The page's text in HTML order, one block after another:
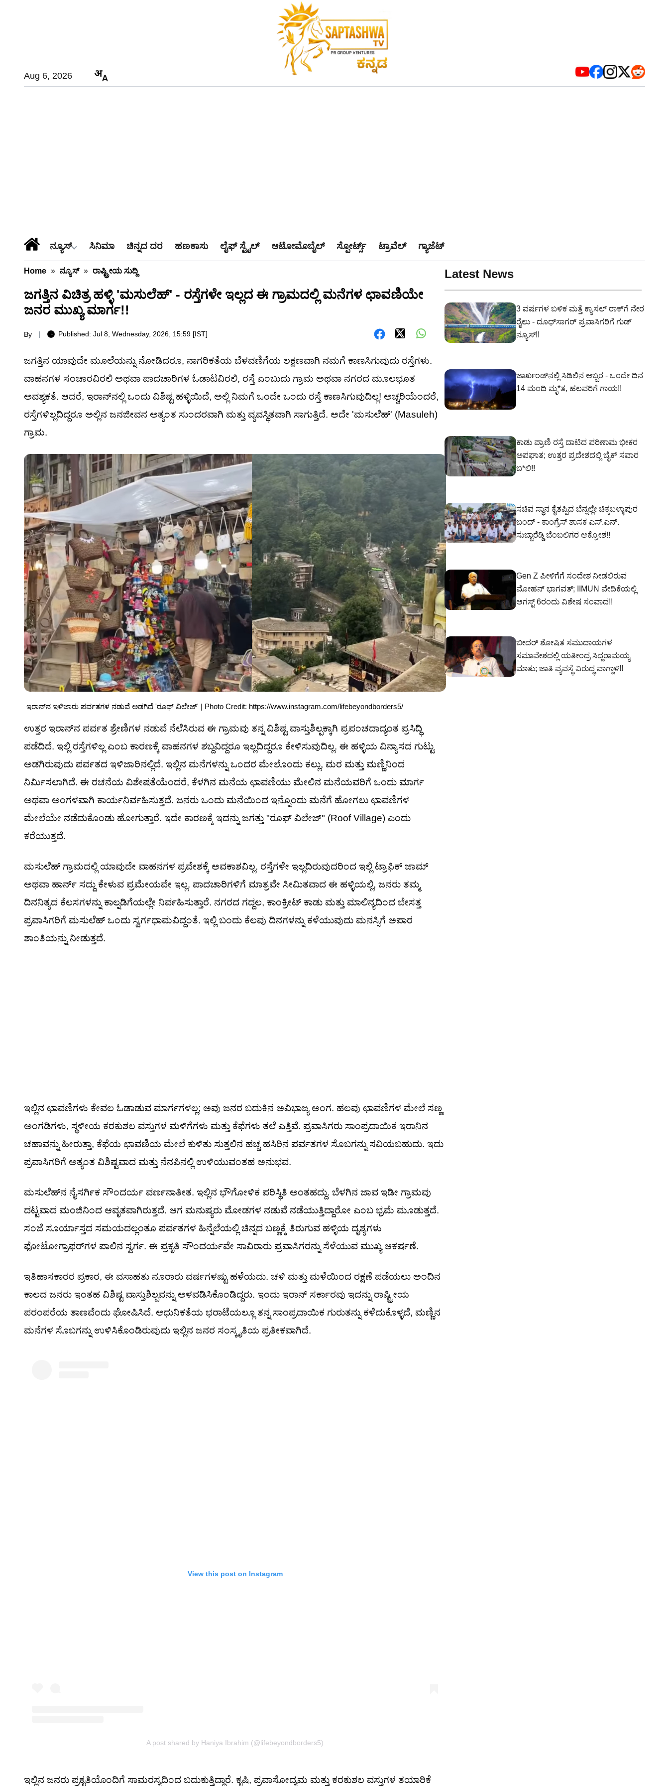
Aug 6, 2026
ನ್ಯೂಸ್ ಸಿನಿಮಾ ಚಿನ್ನದ ದರ ಹಣಕಾಸು ಲೈಫ್ ಸ್ಟೈಲ್ ಆಟೋಮೊಬೈಲ್ ಸ್ಪೋರ್ಟ್ಸ್ ಟ್ರಾವೆಲ್ ಗ್ಯಾಜೆಟ್
Home » ನ್ಯೂಸ್ » ರಾಷ್ಟ್ರೀಯ ಸುದ್ದಿ
ಜಗತ್ತಿನ ವಿಚಿತ್ರ ಹಳ್ಳಿ 'ಮಸುಲೆಹ್' - ರಸ್ತೆಗಳೇ ಇಲ್ಲದ ಈ ಗ್ರಾಮದಲ್ಲಿ ಮನೆಗಳ ಛಾವಣಿಯೇ
ಜನರ ಮುಖ್ಯ ಮಾರ್ಗ!!
By Published: Jul 8, Wednesday, 2026, 15:59 [IST]
ಜಗತ್ತಿನ ಯಾವುದೇ ಮೂಲೆಯನ್ನು ನೋಡಿದರೂ, ನಾಗರಿಕತೆಯ ಬೆಳವಣಿಗೆಯ ಲಕ್ಷಣವಾಗಿ ನಮಗೆ ಕಾಣಸಿಗುವುದು ರಸ್ತೆಗಳು.
ವಾಹನಗಳ ಸಂಚಾರವಿರಲಿ ಅಥವಾ ಪಾದಚಾರಿಗಳ ಓಡಾಟವಿರಲಿ, ರಸ್ತೆ ಎಂಬುದು ಗ್ರಾಮ ಅಥವಾ ನಗರದ ಮೂಲಭೂತ
ಅವಶ್ಯಕತೆ. ಆದರೆ, ಇರಾನ್‌ನಲ್ಲಿ ಒಂದು ವಿಶಿಷ್ಟ ಹಳ್ಳಿಯಿದೆ, ಅಲ್ಲಿ ನಿಮಗೆ ಒಂದೇ ಒಂದು ರಸ್ತೆ ಕಾಣಸಿಗುವುದಿಲ್ಲ! ಅಚ್ಚರಿಯೆಂದರೆ,
ರಸ್ತೆಗಳಿಲ್ಲದಿದ್ದರೂ ಅಲ್ಲಿನ ಜನಜೀವನ ಅತ್ಯಂತ ಸುಂದರವಾಗಿ ಮತ್ತು ವ್ಯವಸ್ಥಿತವಾಗಿ ಸಾಗುತ್ತಿದೆ. ಅದೇ 'ಮಸುಲೆಹ್' (Masuleh)
ಗ್ರಾಮ.
ಇರಾನ್‌ನ ಇಳಿಜಾರು ಪರ್ವತಗಳ ನಡುವೆ ಅಡಗಿದೆ 'ರೂಫ್ ವಿಲೇಜ್' | Photo Credit: https://www.instagram.com/lifebeyondborders5/
ಉತ್ತರ ಇರಾನ್‌ನ ಪರ್ವತ ಶ್ರೇಣಿಗಳ ನಡುವೆ ನೆಲೆಸಿರುವ ಈ ಗ್ರಾಮವು ತನ್ನ ವಿಶಿಷ್ಟ ವಾಸ್ತುಶಿಲ್ಪಕ್ಕಾಗಿ ಪ್ರಪಂಚದಾದ್ಯಂತ ಪ್ರಸಿದ್ಧಿ
ಪಡೆದಿದೆ. ಇಲ್ಲಿ ರಸ್ತೆಗಳಿಲ್ಲ ಎಂಬ ಕಾರಣಕ್ಕೆ ವಾಹನಗಳ ಶಬ್ದವಿದ್ದರೂ ಇಲ್ಲದಿದ್ದರೂ ಕೇಳಿಸುವುದಿಲ್ಲ. ಈ ಹಳ್ಳಿಯ ವಿನ್ಯಾಸದ ಗುಟ್ಟು
ಅಡಗಿರುವುದು ಪರ್ವತದ ಇಳಿಜಾರಿನಲ್ಲಿದೆ. ಇಲ್ಲಿನ ಮನೆಗಳನ್ನು ಒಂದರ ಮೇಲೊಂದು ಕಲ್ಲು, ಮರ ಮತ್ತು ಮಣ್ಣಿನಿಂದ
ನಿರ್ಮಿಸಲಾಗಿದೆ. ಈ ರಚನೆಯ ವಿಶೇಷತೆಯೆಂದರೆ, ಕೆಳಗಿನ ಮನೆಯ ಛಾವಣಿಯು ಮೇಲಿನ ಮನೆಯವರಿಗೆ ಒಂದು ಮಾರ್ಗ
ಅಥವಾ ಅಂಗಳವಾಗಿ ಕಾರ್ಯನಿರ್ವಹಿಸುತ್ತದೆ. ಜನರು ಒಂದು ಮನೆಯಿಂದ ಇನ್ನೊಂದು ಮನೆಗೆ ಹೋಗಲು ಛಾವಣಿಗಳ
ಮೇಲೆಯೇ ನಡೆದುಕೊಂಡು ಹೋಗುತ್ತಾರೆ. ಇದೇ ಕಾರಣಕ್ಕೆ ಇದನ್ನು ಜಗತ್ತು "ರೂಫ್‌ ವಿಲೇಜ್‌" (Roof Village) ಎಂದು
ಕರೆಯುತ್ತದೆ.
ಮಸುಲೆಹ್ ಗ್ರಾಮದಲ್ಲಿ ಯಾವುದೇ ವಾಹನಗಳ ಪ್ರವೇಶಕ್ಕೆ ಅವಕಾಶವಿಲ್ಲ. ರಸ್ತೆಗಳೇ ಇಲ್ಲದಿರುವುದರಿಂದ ಇಲ್ಲಿ ಟ್ರಾಫಿಕ್ ಜಾಮ್
ಅಥವಾ ಹಾರ್ನ್ ಸದ್ದು ಕೇಳುವ ಪ್ರಮೇಯವೇ ಇಲ್ಲ. ಪಾದಚಾರಿಗಳಿಗೆ ಮಾತ್ರವೇ ಸೀಮಿತವಾದ ಈ ಹಳ್ಳಿಯಲ್ಲಿ, ಜನರು ತಮ್ಮ
ದಿನನಿತ್ಯದ ಕೆಲಸಗಳನ್ನು ಕಾಲ್ನಡಿಗೆಯಲ್ಲೇ ನಿರ್ವಹಿಸುತ್ತಾರೆ. ನಗರದ ಗದ್ದಲ, ಕಾಂಕ್ರೀಟ್ ಕಾಡು ಮತ್ತು ಮಾಲಿನ್ಯದಿಂದ ಬೇಸತ್ತ
ಪ್ರವಾಸಿಗರಿಗೆ ಮಸುಲೆಹ್ ಒಂದು ಸ್ವರ್ಗಧಾಮವಿದ್ದಂತೆ. ಇಲ್ಲಿ ಬಂದು ಕೆಲವು ದಿನಗಳನ್ನು ಕಳೆಯುವುದು ಮನಸ್ಸಿಗೆ ಅಪಾರ
ಶಾಂತಿಯನ್ನು ನೀಡುತ್ತದೆ.
ಇಲ್ಲಿನ ಛಾವಣಿಗಳು ಕೇವಲ ಓಡಾಡುವ ಮಾರ್ಗಗಳಲ್ಲ; ಅವು ಜನರ ಬದುಕಿನ ಅವಿಭಾಜ್ಯ ಅಂಗ. ಹಲವು ಛಾವಣಿಗಳ ಮೇಲೆ ಸಣ್ಣ
ಅಂಗಡಿಗಳು, ಸ್ಥಳೀಯ ಕರಕುಶಲ ವಸ್ತುಗಳ ಮಳಿಗೆಗಳು ಮತ್ತು ಕೆಫೆಗಳು ತಲೆ ಎತ್ತಿವೆ. ಪ್ರವಾಸಿಗರು ಸಾಂಪ್ರದಾಯಿಕ ಇರಾನಿನ
ಚಹಾವನ್ನು ಹೀರುತ್ತಾ, ಕೆಫೆಯ ಛಾವಣಿಯ ಮೇಲೆ ಕುಳಿತು ಸುತ್ತಲಿನ ಹಚ್ಚ ಹಸಿರಿನ ಪರ್ವತಗಳ ಸೊಬಗನ್ನು ಸವಿಯಬಹುದು. ಇದು
ಪ್ರವಾಸಿಗರಿಗೆ ಅತ್ಯಂತ ವಿಶಿಷ್ಟವಾದ ಮತ್ತು ನೆನಪಿನಲ್ಲಿ ಉಳಿಯುವಂತಹ ಅನುಭವ.
ಮಸುಲೆಹ್‌ನ ನೈಸರ್ಗಿಕ ಸೌಂದರ್ಯ ವರ್ಣನಾತೀತ. ಇಲ್ಲಿನ ಭೌಗೋಳಿಕ ಪರಿಸ್ಥಿತಿ ಅಂತಹದ್ದು. ಬೆಳಗಿನ ಜಾವ ಇಡೀ ಗ್ರಾಮವು
ದಟ್ಟವಾದ ಮಂಜಿನಿಂದ ಆವೃತವಾಗಿರುತ್ತದೆ. ಆಗ ಮನುಷ್ಯರು ಮೋಡಗಳ ನಡುವೆ ನಡೆಯುತ್ತಿದ್ದಾರೋ ಎಂಬ ಭ್ರಮೆ ಮೂಡುತ್ತದೆ.
ಸಂಜೆ ಸೂರ್ಯಾಸ್ತದ ಸಮಯದಲ್ಲಂತೂ ಪರ್ವತಗಳ ಹಿನ್ನೆಲೆಯಲ್ಲಿ ಚಿನ್ನದ ಬಣ್ಣಕ್ಕೆ ತಿರುಗುವ ಹಳ್ಳಿಯ ದೃಶ್ಯಗಳು
ಫೋಟೋಗ್ರಾಫರ್‌ಗಳ ಪಾಲಿನ ಸ್ವರ್ಗ. ಈ ಪ್ರಕೃತಿ ಸೌಂದರ್ಯವೇ ಸಾವಿರಾರು ಪ್ರವಾಸಿಗರನ್ನು ಸೆಳೆಯುವ ಮುಖ್ಯ ಆಕರ್ಷಣೆ.
ಇತಿಹಾಸಕಾರರ ಪ್ರಕಾರ, ಈ ವಸಾಹತು ನೂರಾರು ವರ್ಷಗಳಷ್ಟು ಹಳೆಯದು. ಚಳಿ ಮತ್ತು ಮಳೆಯಿಂದ ರಕ್ಷಣೆ ಪಡೆಯಲು ಅಂದಿನ
ಕಾಲದ ಜನರು ಇಂತಹ ವಿಶಿಷ್ಟ ವಾಸ್ತುಶಿಲ್ಪವನ್ನು ಅಳವಡಿಸಿಕೊಂಡಿದ್ದರು. ಇಂದು ಇರಾನ್ ಸರ್ಕಾರವು ಇದನ್ನು ರಾಷ್ಟ್ರೀಯ
ಪರಂಪರೆಯ ತಾಣವೆಂದು ಘೋಷಿಸಿದೆ. ಆಧುನಿಕತೆಯ ಭರಾಟೆಯಲ್ಲೂ ತನ್ನ ಸಾಂಪ್ರದಾಯಿಕ ಗುರುತನ್ನು ಕಳೆದುಕೊಳ್ಳದೆ, ಮಣ್ಣಿನ
ಮನೆಗಳ ಸೊಬಗನ್ನು ಉಳಿಸಿಕೊಂಡಿರುವುದು ಇಲ್ಲಿನ ಜನರ ಸಂಸ್ಕೃತಿಯ ಪ್ರತೀಕವಾಗಿದೆ.
View this post on Instagram
A post shared by Haniya Ibrahim (@lifebeyondborders5)
ಇಲ್ಲಿನ ಜನರು ಪ್ರಕೃತಿಯೊಂದಿಗೆ ಸಾಮರಸ್ಯದಿಂದ ಬದುಕುತ್ತಿದ್ದಾರೆ. ಕೃಷಿ, ಪ್ರವಾಸೋದ್ಯಮ ಮತ್ತು ಕರಕುಶಲ ವಸ್ತುಗಳ ತಯಾರಿಕೆ
Latest News
3 ವರ್ಷಗಳ ಬಳಿಕ ಮತ್ತೆ ಕ್ಯಾಸಲ್ ರಾಕ್‌ಗೆ ನೇರ
ರೈಲು - ದೂಧ್‌ಸಾಗರ್ ಪ್ರವಾಸಿಗರಿಗೆ ಗುಡ್
ನ್ಯೂಸ್!!
ಜಾರ್ಖಂಡ್‌ನಲ್ಲಿ ಸಿಡಿಲಿನ ಅಬ್ಬರ - ಒಂದೇ ದಿನ
14 ಮಂದಿ ಮೃ*ತ, ಹಲವರಿಗೆ ಗಾಯ!!
ಕಾಡು ಪ್ರಾಣಿ ರಸ್ತೆ ದಾಟಿದ ಪರಿಣಾಮ ಭೀಕರ
ಅಪಘಾತ; ಉತ್ತರ ಪ್ರದೇಶದಲ್ಲಿ ಬೈಕ್ ಸವಾರ
ಬ*ಲಿ!!
ಸಚಿವ ಸ್ಥಾನ ಕೈತಪ್ಪಿದ ಬೆನ್ನಲ್ಲೇ ಚಿಕ್ಕಬಳ್ಳಾಪುರ
ಬಂದ್ - ಕಾಂಗ್ರೆಸ್ ಶಾಸಕ ಎಸ್‌.ಎನ್‌.
ಸುಬ್ಬಾರೆಡ್ಡಿ ಬೆಂಬಲಿಗರ ಆಕ್ರೋಶ!!
Gen Z ಪೀಳಿಗೆಗೆ ಸಂದೇಶ ನೀಡಲಿರುವ
ಮೋಹನ್ ಭಾಗವತ್; IIMUN ವೇದಿಕೆಯಲ್ಲಿ
ಆಗಸ್ಟ್ 6ರಂದು ವಿಶೇಷ ಸಂವಾದ!!
ಬೀದರ್ ಶೋಷಿತ ಸಮುದಾಯಗಳ
ಸಮಾವೇಶದಲ್ಲಿ ಯತೀಂದ್ರ ಸಿದ್ದರಾಮಯ್ಯ
ಮಾತು; ಜಾತಿ ವ್ಯವಸ್ಥೆ ವಿರುದ್ಧ ವಾಗ್ದಾಳಿ!!